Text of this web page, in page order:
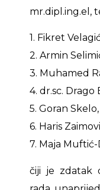
mr.dipl.ing.el,
1. Fikret
2. Armin
3. Muhamed
4. dr.sc. Drago
5. Goran
6. Haris
7. Maja
čiji je zdatak